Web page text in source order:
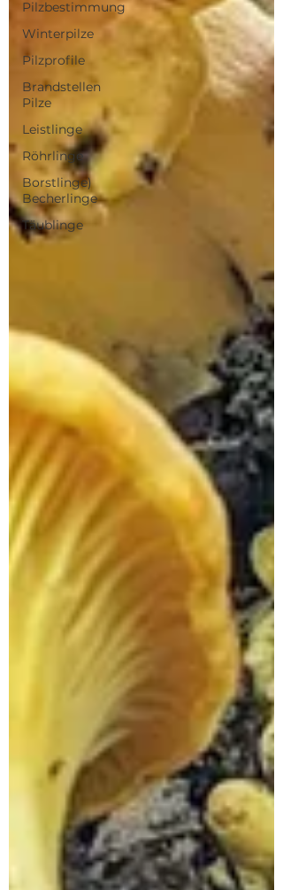
Pilzbestimmung
Winterpilze
Pilzprofile
Brandstellen
Pilze
Leistlinge
Röhrlinge
Borstlinge)
Becherlinge
Täublinge